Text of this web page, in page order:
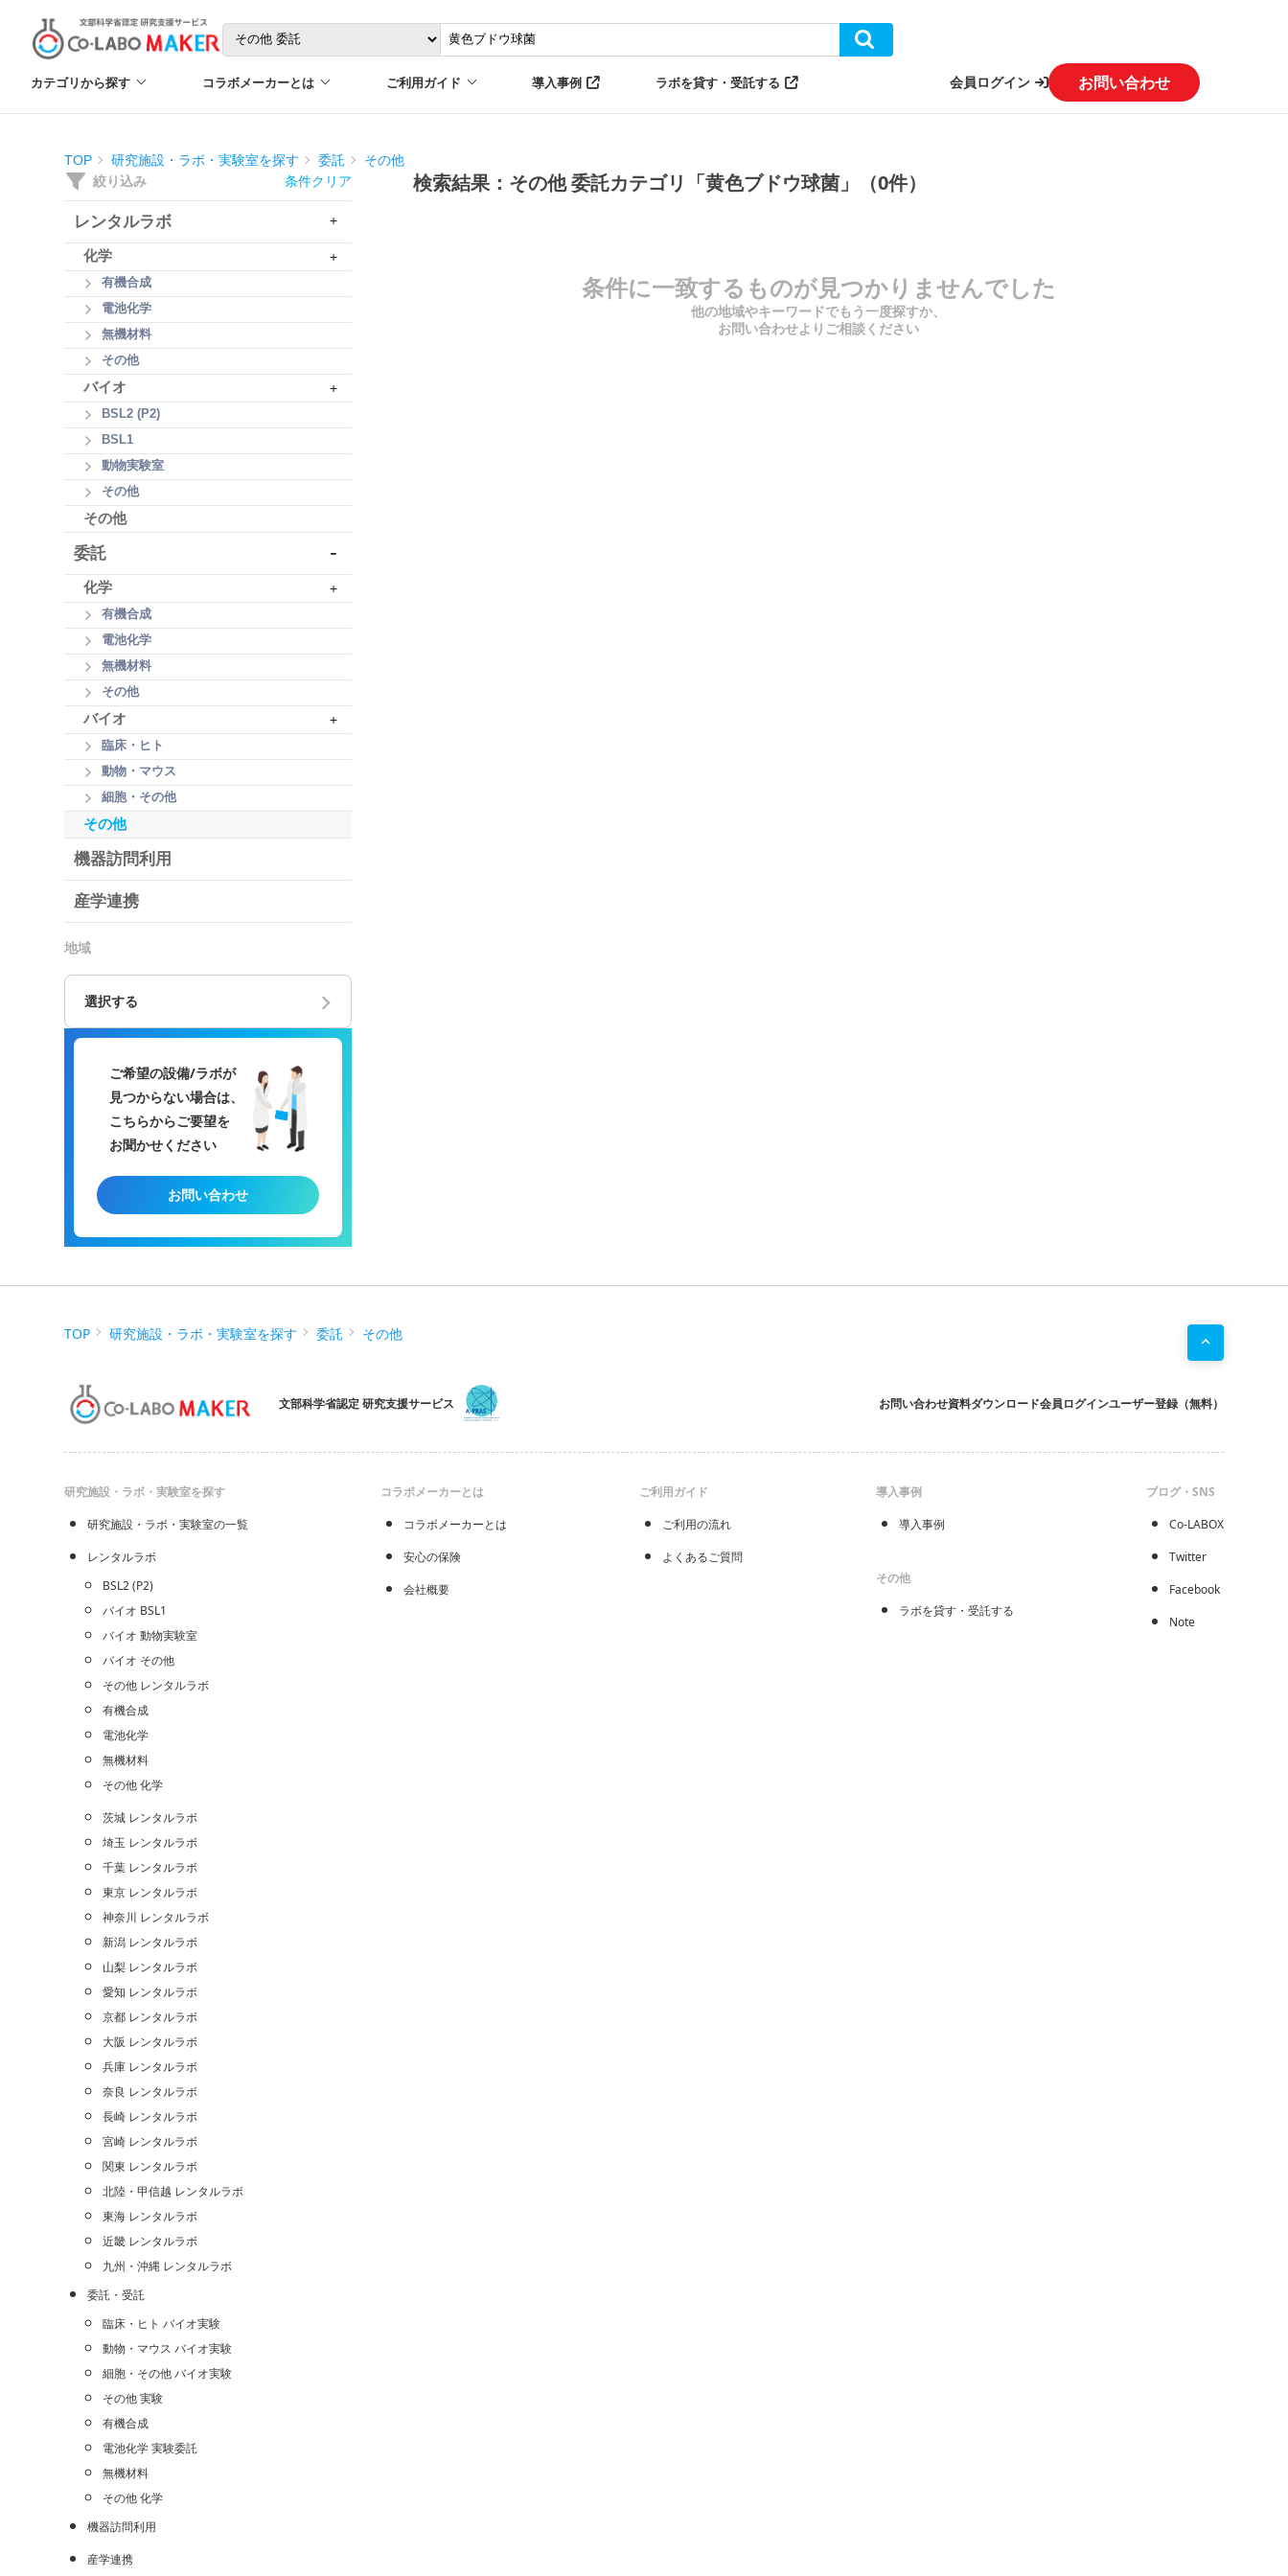
カテゴリから探す コラボメーカーとは ご利用ガイド 導入事例 ラボを貸す・受託する 会員ログイン お問い合わせ
TOP 研究施設・ラボ・実験室を探す 委託 その他
絞り込み 条件クリア
レンタルラボ +
化学 +
有機合成
電池化学
無機材料
その他
バイオ +
BSL2 (P2)
BSL1
動物実験室
その他
その他
委託 -
化学 +
有機合成
電池化学
無機材料
その他
バイオ +
臨床・ヒト
動物・マウス
細胞・その他
その他
機器訪問利用
産学連携
地域
選択する
ご希望の設備/ラボが
見つからない場合は、
こちらからご要望を
お聞かせください
お問い合わせ
検索結果：その他 委託カテゴリ「黄色ブドウ球菌」（0件）
条件に一致するものが見つかりませんでした
他の地域やキーワードでもう一度探すか、
お問い合わせよりご相談ください
TOP 研究施設・ラボ・実験室を探す 委託 その他
文部科学省認定 研究支援サービス お問い合わせ資料ダウンロード会員ログインユーザー登録（無料）
研究施設・ラボ・実験室を探す
研究施設・ラボ・実験室の一覧
レンタルラボ
BSL2 (P2)
バイオ BSL1
バイオ 動物実験室
バイオ その他
その他 レンタルラボ
有機合成
電池化学
無機材料
その他 化学
茨城 レンタルラボ
埼玉 レンタルラボ
千葉 レンタルラボ
東京 レンタルラボ
神奈川 レンタルラボ
新潟 レンタルラボ
山梨 レンタルラボ
愛知 レンタルラボ
京都 レンタルラボ
大阪 レンタルラボ
兵庫 レンタルラボ
奈良 レンタルラボ
長崎 レンタルラボ
宮崎 レンタルラボ
関東 レンタルラボ
北陸・甲信越 レンタルラボ
東海 レンタルラボ
近畿 レンタルラボ
九州・沖縄 レンタルラボ
委託・受託
臨床・ヒト バイオ実験
動物・マウス バイオ実験
細胞・その他 バイオ実験
その他 実験
有機合成
電池化学 実験委託
無機材料
その他 化学
機器訪問利用
産学連携
コラボメーカーとは
コラボメーカーとは
安心の保険
会社概要
ご利用ガイド
ご利用の流れ
よくあるご質問
導入事例
導入事例
その他
ラボを貸す・受託する
ブログ・SNS
Co-LABOX
Twitter
Facebook
Note